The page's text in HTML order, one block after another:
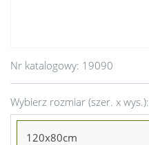
Nr katalogowy: 19090
Wybierz rozmiar (szer. x wys.):
120x80cm